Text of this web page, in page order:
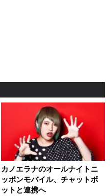
カノエラナのオールナイトニ
ッポンモバイル、チャットボ
ットと連携へ